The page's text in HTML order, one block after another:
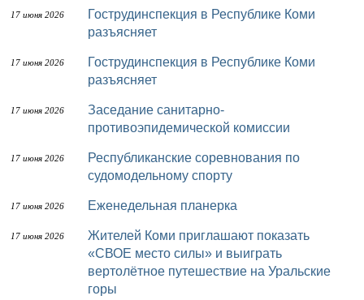
17 июня 2026
Гострудинспекция в Республике Коми
разъясняет
17 июня 2026
Гострудинспекция в Республике Коми
разъясняет
17 июня 2026
Заседание санитарно-
противоэпидемической комиссии
17 июня 2026
Республиканские соревнования по
судомодельному спорту
17 июня 2026 Еженедельная планерка
17 июня 2026
Жителей Коми приглашают показать
«СВОЕ место силы» и выиграть
вертолётное путешествие на Уральские
горы